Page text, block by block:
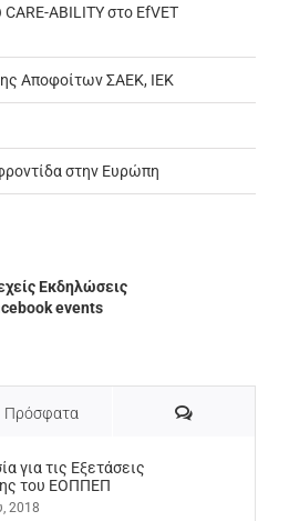
ABILITY στο EfVET
Αποφοίτων ΣΑΕΚ, ΙΕΚ
στην Ευρώπη
Εκδηλώσεις
events
Πρόσφατα Σχόλια
για τις Εξετάσεις
του ΕΟΠΠΕΠ
2018